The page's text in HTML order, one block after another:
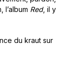
l’album Red, il y
du kraut sur